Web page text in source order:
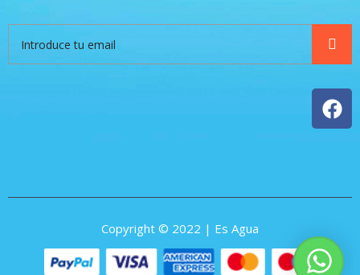
Copyright © 2022 | Es Agua